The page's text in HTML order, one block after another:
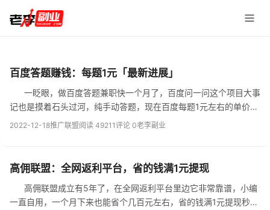
百度答题赚钱：每题1元「最新进展」
一眨眼，做百度答题兼职快一个月了，百度问一问这个项目大事
记也是摸着石头过河，纯手动答题，现在百度每题1元左右的单价，
一天能答个20-30道题吧，纯属玩。 我在百度答题的最新进展
2022-12-18推广联盟阅读 49211评论 0老李副业
高佣联盟：全网返利平台，省的钱满1元提现
高佣联盟成立有5年了，在全网返利平台里边它非常靠谱，小编
一直自用，一个月下来也能省个几百元左右，省的钱满1元提现秒到